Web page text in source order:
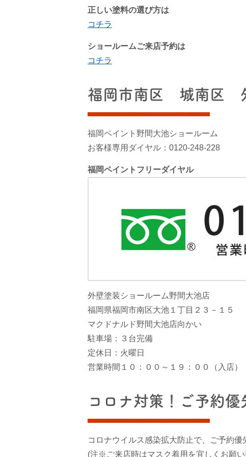
正しい塗料の選び方は
コチラ
ショールームご来店予約は
コチラ
福岡市南区 城南区
福岡ペイント野間大池ショールーム
お客様専用ダイヤル：0120-248-228
福岡ペイントフリーダイヤル
外壁塗装ショールーム野間大池店
福岡県福岡市南区大池１丁目２３－１５
マクドナルド野間大池店向かい
駐車場：３台完備
定休日：火曜日
営業時間１０：００～１９：００（入店）
コロナ対策！ご予約優
コロナウイルス感染拡大防止で、ご予約優
(注※ご来店時はマスク着用を宜しくお願